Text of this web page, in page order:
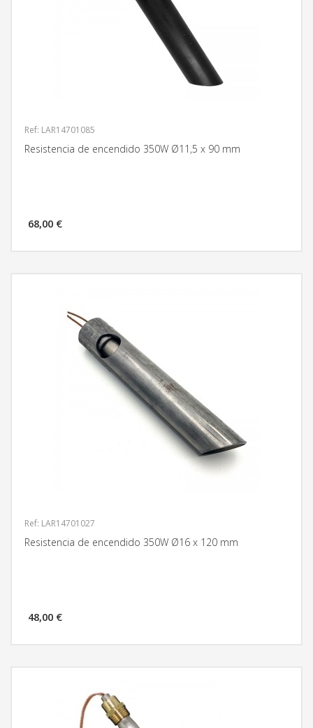
Ref: LAR14701085
Resistencia de encendido 350W Ø11,5 x 90 mm
68,00 €
Ref: LAR14701027
Resistencia de encendido 350W Ø16 x 120 mm
48,00 €